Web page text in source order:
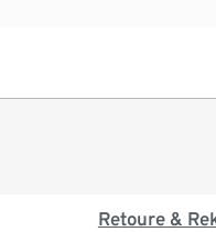
Retoure &